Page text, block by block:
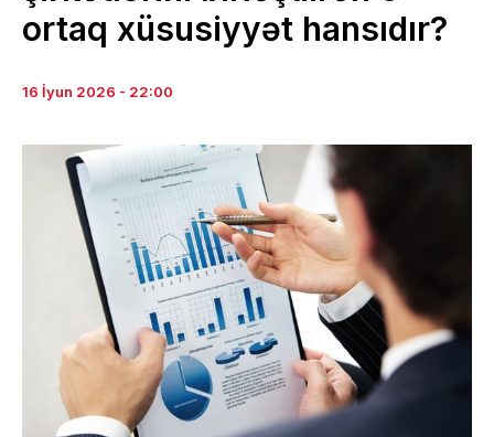
ortaq xüsusiyyət hansıdır?
16 İyun 2026 - 22:00